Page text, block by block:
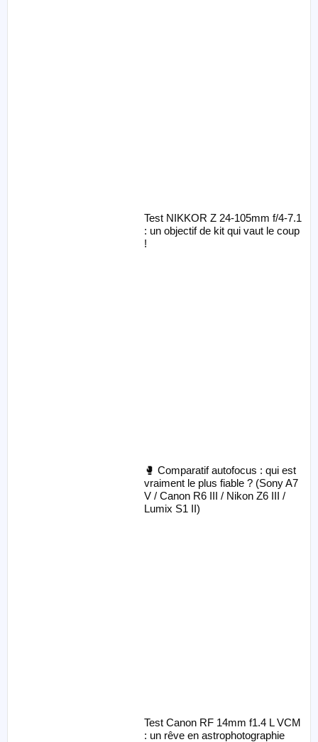
Test NIKKOR Z 24-105mm f/4-7.1
: un objectif de kit qui vaut le coup
!
🥊 Comparatif autofocus : qui est
vraiment le plus fiable ? (Sony A7
V / Canon R6 III / Nikon Z6 III /
Lumix S1 II)
Test Canon RF 14mm f1.4 L VCM
: un rêve en astrophotographie